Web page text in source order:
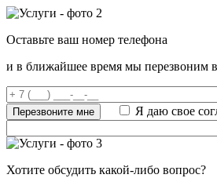
Оставьте ваш номер телефона
и в ближайшее время мы перезвоним
Я даю свое
Хотите обсудить какой-либо вопрос?